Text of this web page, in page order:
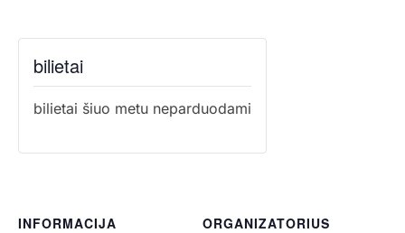
bilietai
bilietai šiuo metu neparduodami
INFORMACIJA
ORGANIZATORIUS